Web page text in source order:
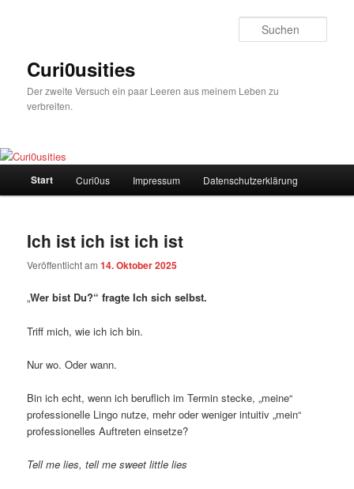
Curi0usities
Der zweite Versuch ein paar Leeren aus meinem Leben zu
verbreiten.
Hauptmenü
Start Curi0us Impressum Datenschutzerklärung
Ich ist ich ist ich ist
Veröffentlicht am14. Oktober 2025
„Wer bist Du?“ fragte Ich sich selbst.
Triff mich, wie ich ich bin.
Nur wo. Oder wann.
Bin ich echt, wenn ich beruflich im Termin stecke, „meine“
professionelle Lingo nutze, mehr oder weniger intuitiv „mein“
professionelles Auftreten einsetze?
Tell me lies, tell me sweet little lies